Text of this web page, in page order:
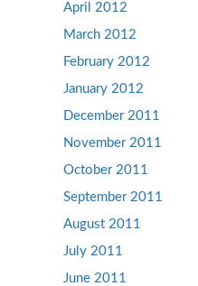
April 2012
March 2012
February 2012
January 2012
December 2011
November 2011
October 2011
September 2011
August 2011
July 2011
June 2011